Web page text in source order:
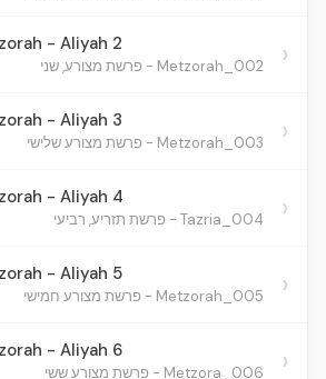
- Aliyah 2
002_Metzorah - פרשת מצורע, שני ›
- Aliyah 3
003_Metzorah - פרשת מצורע שלישי ›
- Aliyah 4
004_Tazria - פרשת תזריע, רביעי ›
- Aliyah 5
005_Metzorah - פרשת מצורע חמישי ›
- Aliyah 6
006_Metzora - פרשת מצורע ששי ›